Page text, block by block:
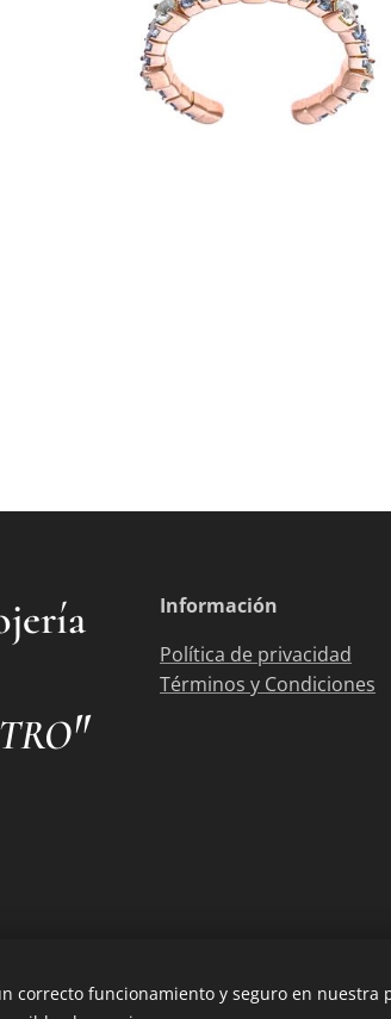
"
Información
Política de privacidad
Términos y Condiciones
correcto funcionamiento y seguro en nuestra